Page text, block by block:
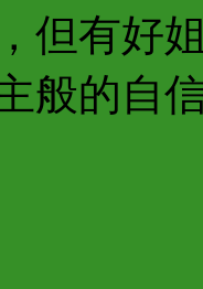
但有好
般的自